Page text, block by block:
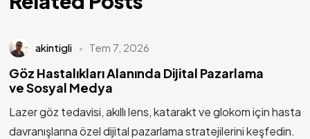
akintigli Tem 7, 2026
Göz Hastalıkları Alanında Dijital Pazarlama
ve Sosyal Medya
Lazer göz tedavisi, akıllı lens, katarakt ve glokom için hasta
davranışlarına özel dijital pazarlama stratejilerini keşfedin.